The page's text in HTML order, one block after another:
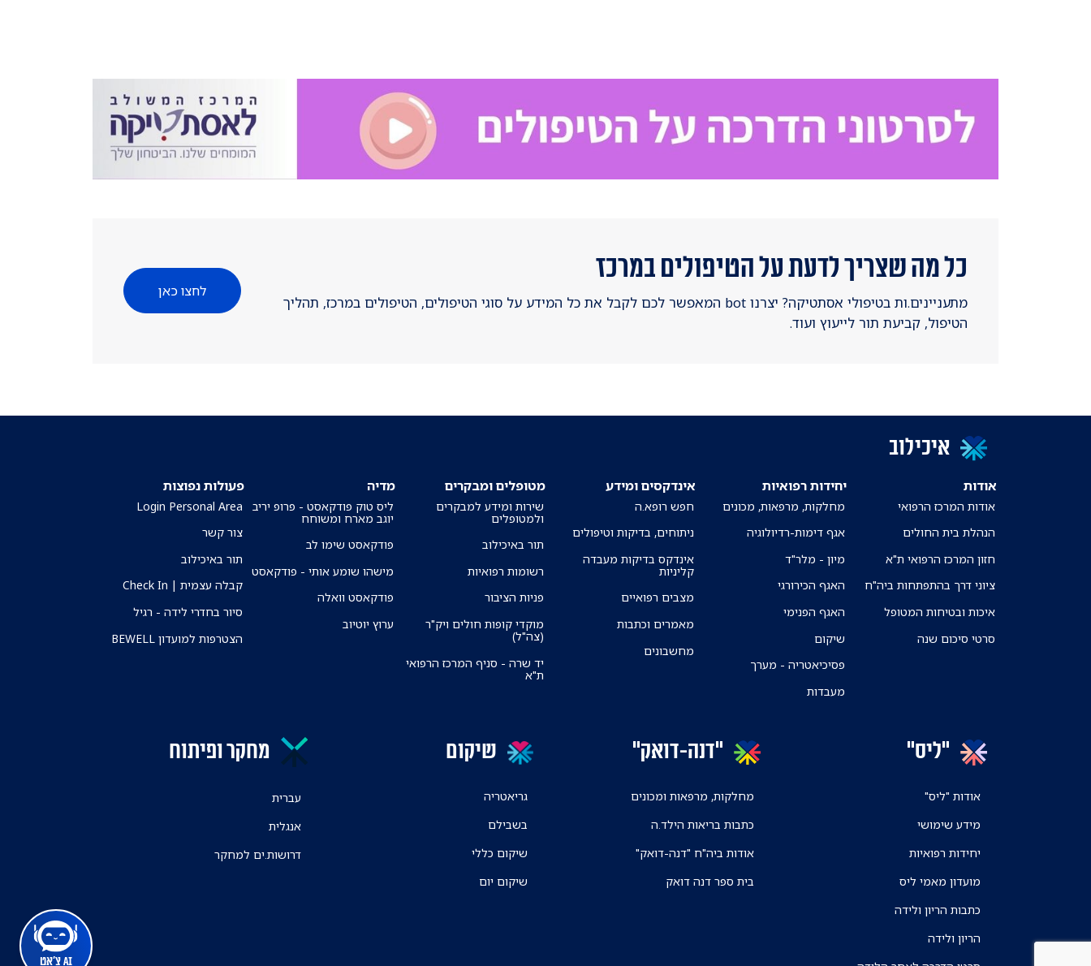
AI צ'אט
כל מה שצריך לדעת על הטיפולים במרכז
מתעניינים.ות בטיפולי אסתטיקה? יצרנו bot המאפשר לכם לקבל את כל המידע על סוגי הטיפולים, הטיפולים במרכז, תהליך
הטיפול, קביעת תור לייעוץ ועוד.
לחצו כאן
איכילוב
אודות
אודות המרכז הרפואי
הנהלת בית החולים
חזון המרכז הרפואי ת"א
ציוני דרך בהתפתחות ביה"ח
איכות ובטיחות המטופל
סרטי סיכום שנה
יחידות רפואיות
מחלקות, מרפאות, מכונים
אגף דימות-רדיולוגיה
מיון - מלר"ד
האגף הכירורגי
האגף הפנימי
שיקום
פסיכיאטריה - מערך
מעבדות
אינדקסים ומידע
חפש רופא.ה
ניתוחים, בדיקות וטיפולים
אינדקס בדיקות מעבדה
קליניות
מצבים רפואיים
מאמרים וכתבות
מחשבונים
מטופלים ומבקרים
שירות ומידע למבקרים
ולמטופלים
תור באיכילוב
רשומות רפואיות
פניות הציבור
מוקדי קופות חולים ויק"ר
(צה"ל)
יד שרה - סניף המרכז הרפואי
ת"א
מדיה
ליס טוק פודקאסט - פרופ יריב
יוגב מארח ומשוחח
פודקאסט שימו לב
מישהו שומע אותי - פודקאסט
פודקאסט וואלה
ערוץ יוטיוב
פעולות נפוצות
Login Personal Area
צור קשר
תור באיכילוב
קבלה עצמית | Check In
סיור בחדרי לידה - רגיל
הצטרפות למועדון BEWELL
"ליס"
אודות "ליס"
מידע שימושי
יחידות רפואיות
מועדון מאמי ליס
כתבות הריון ולידה
הריון ולידה
"דנה-דואק"
מחלקות, מרפאות ומכונים
כתבות בריאות הילד.ה
אודות ביה"ח "דנה-דואק"
בית ספר דנה דואק
שיקום
גריאטריה
בשבילם
שיקום כללי
שיקום יום
מחקר ופיתוח
עברית
אנגלית
דרושות.ים למחקר